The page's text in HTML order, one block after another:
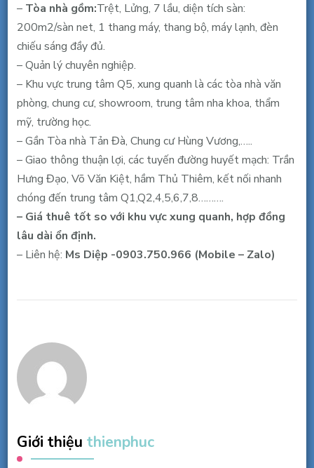
F11,
Q.5,
200m2,
48
triệu/
tháng
– Tòa nhà gồm:Trệt, Lửng, 7 lầu, diện tích sàn:
200m2/sàn net, 1 thang máy, thang bộ, máy lạnh, đèn
chiếu sáng đầy đủ.
– Quản lý chuyên nghiệp.
– Khu vực trung tâm Q5, xung quanh là các tòa nhà văn
phòng, chung cư, showroom, trung tâm nha khoa, thẩm
mỹ, trường học.
– Gần Tòa nhà Tản Đà, Chung cư Hùng Vương,…..
– Giao thông thuận lợi, các tuyến đường huyết mạch: Trần
Hưng Đạo, Võ Văn Kiệt, hầm Thủ Thiêm, kết nối nhanh
chóng đến trung tâm Q1,Q2,4,5,6,7,8……….
– Giá thuê tốt so với khu vực xung quanh, hợp đồng
lâu dài ổn định.
– Liên hệ: Ms Diệp -0903.750.966 (Mobile – Zalo)
Giới thiệu thienphuc